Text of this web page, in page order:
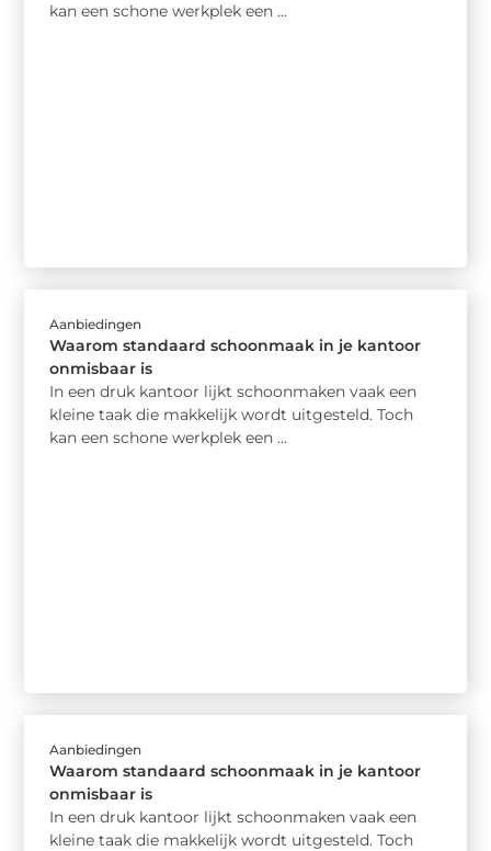
kan een schone werkplek een ...
Aanbiedingen
Waarom standaard schoonmaak in je kantoor
onmisbaar is
In een druk kantoor lijkt schoonmaken vaak een
kleine taak die makkelijk wordt uitgesteld. Toch
kan een schone werkplek een ...
Aanbiedingen
Waarom standaard schoonmaak in je kantoor
onmisbaar is
In een druk kantoor lijkt schoonmaken vaak een
kleine taak die makkelijk wordt uitgesteld. Toch